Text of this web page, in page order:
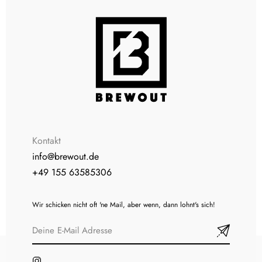
Kontakt
info@brewout.de
+49 155 63585306
Wir schicken nicht oft 'ne Mail, aber wenn, dann lohnt's sich!